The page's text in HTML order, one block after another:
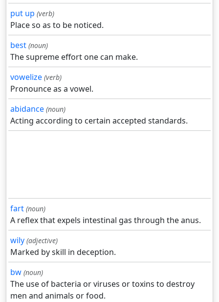
put up (verb)
Place so as to be noticed.
best (noun)
The supreme effort one can make.
vowelize (verb)
Pronounce as a vowel.
abidance (noun)
Acting according to certain accepted standards.
fart (noun)
A reflex that expels intestinal gas through the anus.
wily (adjective)
Marked by skill in deception.
bw (noun)
The use of bacteria or viruses or toxins to destroy
men and animals or food.